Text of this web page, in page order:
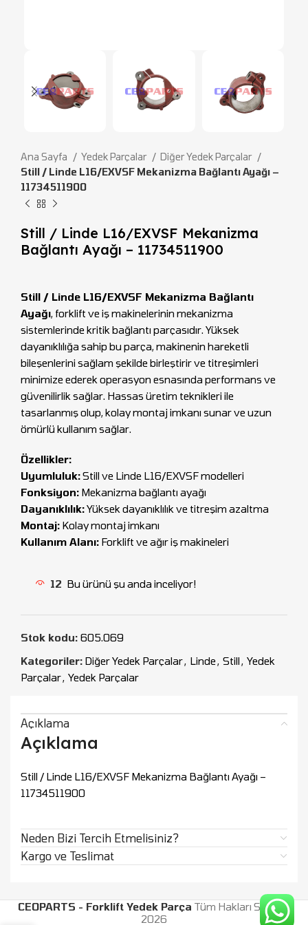
Ana Sayfa Yedek Parçalar
Diğer Yedek Parçalar
Still / Linde L16/EXVSF Mekanizma Bağlantı Ayağı –
11734511900
Still / Linde L16/EXVSF Mekanizma
Bağlantı Ayağı – 11734511900
Still / Linde L16/EXVSF Mekanizma Bağlantı
Ayağı, forklift ve iş makinelerinin mekanizma
sistemlerinde kritik bağlantı parçasıdır. Yüksek
dayanıklılığa sahip bu parça, makinenin hareketli
bileşenlerini sağlam şekilde birleştirir ve titreşimleri
minimize ederek operasyon esnasında performans ve
güvenilirlik sağlar. Hassas üretim teknikleri ile
tasarlanmış olup, kolay montaj imkanı sunar ve uzun
ömürlü kullanım sağlar.
Özellikler:
Uyumluluk:Still ve Linde L16/EXVSF modelleri
Fonksiyon: Mekanizma bağlantı ayağı
Dayanıklılık:Yüksek dayanıklılık ve titreşim azaltma
Montaj: Kolay montaj imkanı
Kullanım Alanı: Forklift ve ağır iş makineleri
12 Bu ürünü şu anda inceliyor!
Stok kodu: 605.069
Kategoriler: Diğer Yedek Parçalar, Linde, Still, Yedek
Parçalar, Yedek Parçalar
Açıklama
Açıklama
Still / Linde L16/EXVSF Mekanizma Bağlantı Ayağı –
11734511900
Neden Bizi Tercih Etmelisiniz?
Kargo ve Teslimat
CEOPARTS - Forklift Yedek Parça Tüm Hakları Saklıdır.
2026